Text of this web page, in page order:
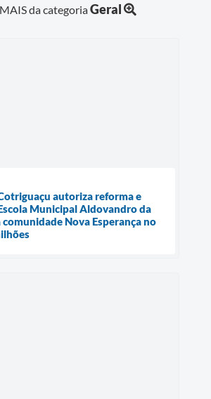
da categoriaGeral
autoriza reforma e
Municipal Aldovandro da
comunidade Nova Esperança no